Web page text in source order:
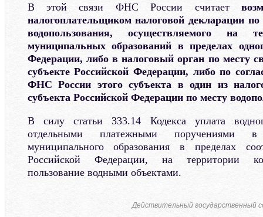
В этой связи ФНС России считает
налогоплательщиком налоговой декларации
водопользования, осуществляемого на
муниципальных образований в пределах
Федерации, либо в налоговый орган по месту
субъекте Российской Федерации, либо по
ФНС России этого субъекта в один из
субъекта Российской Федерации по месту
В силу статьи 333.14 Кодекса уплата
отдельными платежными поручениями
муниципального образования в пределах
Российской Федерации, на территории
пользование водными объектами.
Действительный государственный